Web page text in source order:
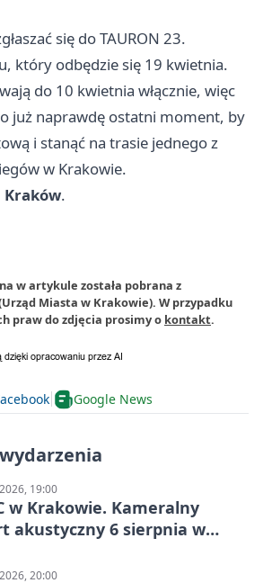
się do TAURON 23.
który odbędzie się 19 kwietnia.
do 10 kwietnia włącznie, więc
już naprawdę ostatni moment, by
i stanąć na trasie jednego z
w Krakowie.
Kraków.
w artykule została pobrana z
Miasta w Krakowie). W przypadku
praw do zdjęcia prosimy o kontakt.
Google News
19:00
w Krakowie. Kameralny
akustyczny 6 sierpnia w
20:00